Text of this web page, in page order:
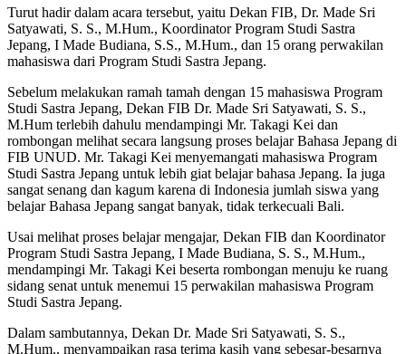
Turut hadir dalam acara tersebut, yaitu Dekan FIB, Dr. Made Sri
Satyawati, S. S., M.Hum., Koordinator Program Studi Sastra
Jepang, I Made Budiana, S.S., M.Hum., dan 15 orang perwakilan
mahasiswa dari Program Studi Sastra Jepang.
Sebelum melakukan ramah tamah dengan 15 mahasiswa Program
Studi Sastra Jepang, Dekan FIB Dr. Made Sri Satyawati, S. S.,
M.Hum terlebih dahulu mendampingi Mr. Takagi Kei dan
rombongan melihat secara langsung proses belajar Bahasa Jepang di
FIB UNUD. Mr. Takagi Kei menyemangati mahasiswa Program
Studi Sastra Jepang untuk lebih giat belajar bahasa Jepang. Ia juga
sangat senang dan kagum karena di Indonesia jumlah siswa yang
belajar Bahasa Jepang sangat banyak, tidak terkecuali Bali.
Usai melihat proses belajar mengajar, Dekan FIB dan Koordinator
Program Studi Sastra Jepang, I Made Budiana, S. S., M.Hum.,
mendampingi Mr. Takagi Kei beserta rombongan menuju ke ruang
sidang senat untuk menemui 15 perwakilan mahasiswa Program
Studi Sastra Jepang.
Dalam sambutannya, Dekan Dr. Made Sri Satyawati, S. S.,
M.Hum., menyampaikan rasa terima kasih yang sebesar-besarnya